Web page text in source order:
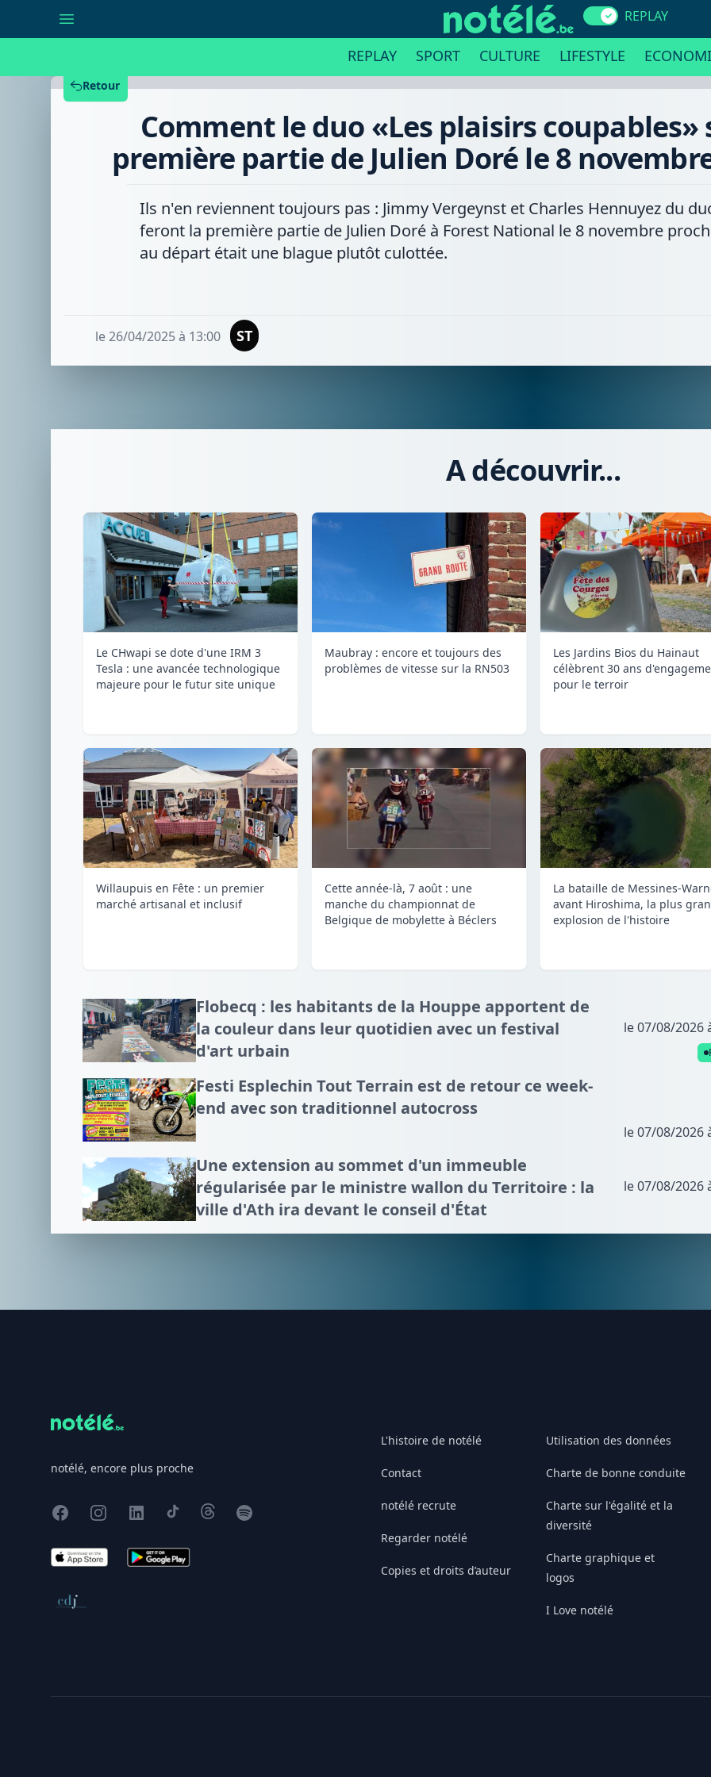
REPLAY
REPLAY SPORT CULTURE LIFESTYLE
Retour
Comment le duo «Les plaisirs
première partie de Julien Doré le 8
Ils n'en reviennent toujours pas : Jimmy Vergeynst et Charles Hennuyez du
feront la première partie de Julien Doré à Forest National le 8 novembre
au départ était une blague plutôt culottée.
le 26/04/2025 à 13:00 ST
A découvrir...
Le CHwapi se dote d'une IRM 3
Tesla : une avancée technologique
majeure pour le futur site unique
Maubray : encore et toujours des
problèmes de vitesse sur la RN503
Les Jardins Bios du Hainaut
célèbrent 30 ans
pour le terroir
Willaupuis en Fête : un premier
marché artisanal et inclusif
Cette année-là, 7 août : une
manche du championnat de
Belgique de mobylette à Béclers
La bataille de Messines-
avant Hiroshima, la plus
explosion de l'histoire
Flobecq : les habitants de la Houppe apportent de
la couleur dans leur quotidien avec un festival
d'art urbain
le 07/08/2026
Festi Esplechin Tout Terrain est de retour ce week-
end avec son traditionnel autocross
le 07/08/2026
Une extension au sommet d'un immeuble
régularisée par le ministre wallon du Territoire : la
ville d'Ath ira devant le conseil d'État
le 07/08/2026
notélé, encore plus proche
FacebookInstagram
X TikTokThreadsSpotify
App Store Google Play
Conseil de déontologie journalistique
L'histoire de notélé
Contact
notélé recrute
Regarder notélé
Copies et droits d’auteur
Utilisation des données
Charte de bonne conduite
Charte sur l'égalité et la
diversité
Charte graphique et
logos
I Love notélé